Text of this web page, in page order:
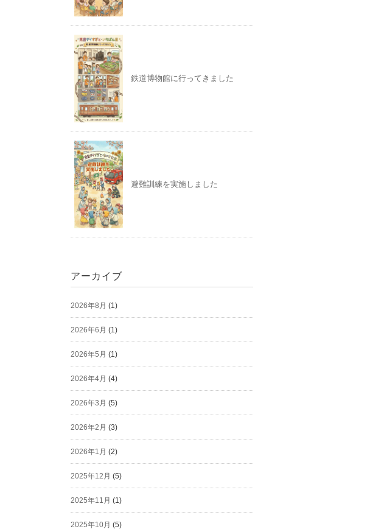
鉄道博物館に行ってきました
避難訓練を実施しました
アーカイブ
2026年8月 (1)
2026年6月 (1)
2026年5月 (1)
2026年4月 (4)
2026年3月 (5)
2026年2月 (3)
2026年1月 (2)
2025年12月 (5)
2025年11月 (1)
2025年10月 (5)